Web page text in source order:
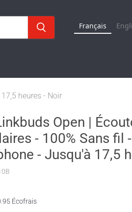
Français
heures - Noir
Open |
- 100% Sans fil
- Jusqu'à 17,5
Écofrais